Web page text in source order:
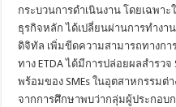
กระบวนการดำเนินงาน โดยเฉพา
ธุรกิจหลัก ได้เปลี่ยนผ่านการทำงา
ดิจิทัล เพิ่มขีดความสามารถทางก
ทาง ETDA ได้มีการปล่อยผลสำรว
พร้อมของ SMEs ในอุตสาหกรรมต่
จากการศึกษาพบว่ากลุ่มผู้ประกอบ